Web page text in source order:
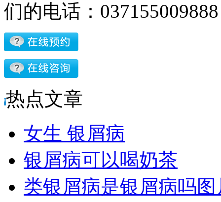
们的电话：
热点文章
女生 银屑病
银屑病可以喝奶茶
类银屑病是银屑病吗图